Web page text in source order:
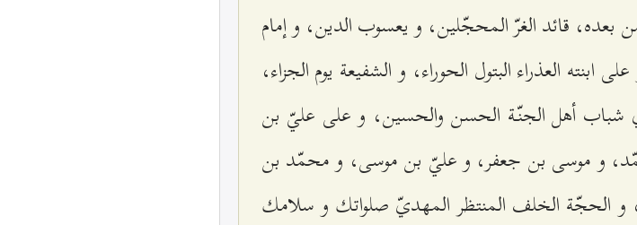
قائد الغرّ المحجّلين، و يعسوب الدين، و إمام
العذراء البتول الحوراء، و الشفيعة يوم الجزاء،
شباب أهل الجنّة الحسن والحسين، و على عليّ بن
و موسى بن جعفر، و عليّ بن موسى، و محمّد بن
الخلف المنتظر المهديّ صلواتك و سلامك